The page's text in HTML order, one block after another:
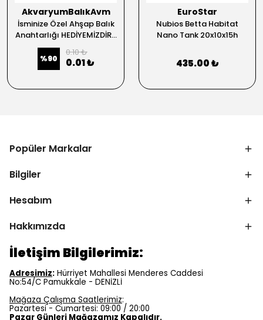
AkvaryumBalıkAvm
İsminize Özel Ahşap Balık
Anahtarlığı HEDİYEMİZDİR...
%90
0.10 ₺
0.01 ₺
EuroStar
Nubios Betta Habitat
Nano Tank 20x10x15h
435.00 ₺
Popüler Markalar
Bilgiler
Hesabım
Hakkımızda
İletişim Bilgilerimiz:
Adresimiz: Hürriyet Mahallesi Menderes Caddesi
No:54/C Pamukkale - DENİZLİ
Mağaza Çalışma Saatlerimiz:
Pazartesi - Cumartesi: 09:00 / 20:00
Pazar Günleri Mağazamız Kapalıdır.